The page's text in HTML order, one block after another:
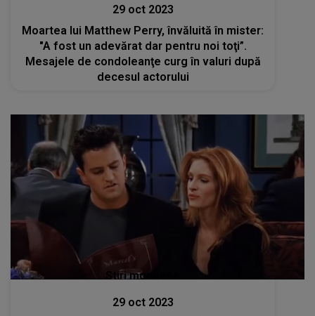
29 oct 2023
Moartea lui Matthew Perry, învăluită în mister:
"A fost un adevărat dar pentru noi toţi”.
Mesajele de condoleanţe curg în valuri după
decesul actorului
Stiri mondene
29 oct 2023